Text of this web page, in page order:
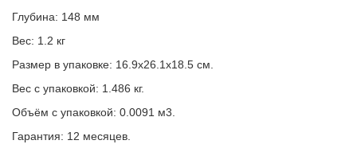
Глубина: 148 мм
Вес: 1.2 кг
Размер в упаковке: 16.9x26.1x18.5 см.
Вес с упаковкой: 1.486 кг.
Объём с упаковкой: 0.0091 м3.
Гарантия: 12 месяцев.